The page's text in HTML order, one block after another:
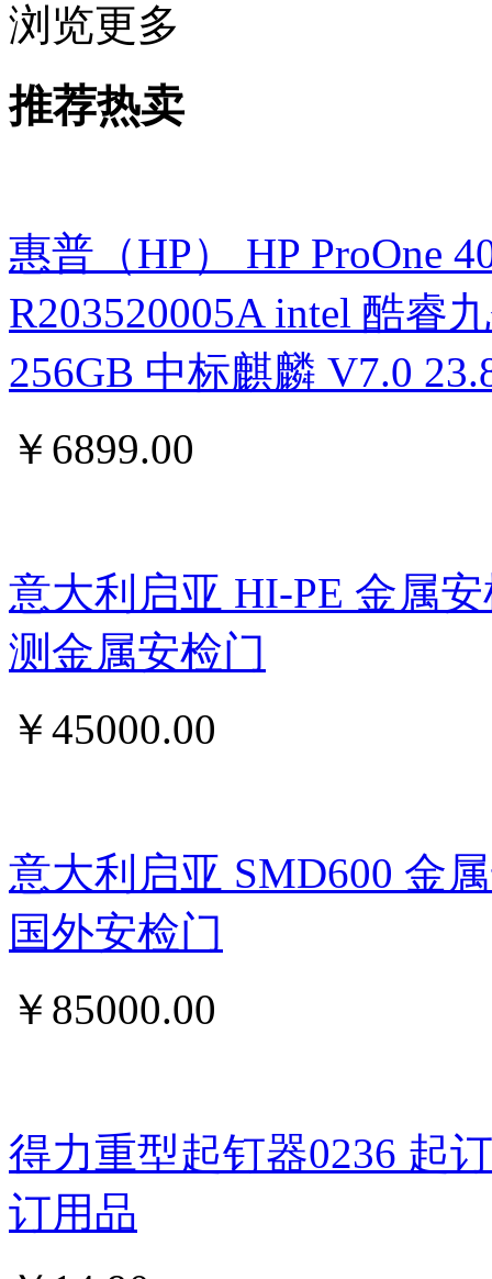
浏览更多
推荐热卖
惠普（HP） HP ProOne
R203520005A intel 酷睿
256GB 中标麒麟 V7.0
￥ 6899.00
意大利启亚 HI-PE 金属
测金属安检门
￥45000.00
意大利启亚 SMD600 金
国外安检门
￥ 85000.00
得力重型起钉器0236 起
订用品